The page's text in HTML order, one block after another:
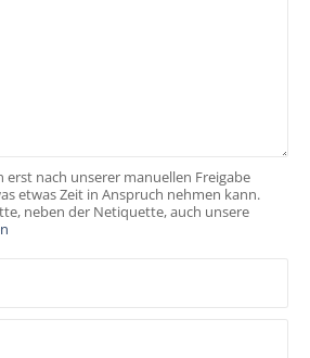
nach unserer manuellen Freigabe
etwas Zeit in Anspruch nehmen kann.
neben der Netiquette, auch unsere